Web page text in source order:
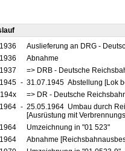
Auslieferung an DRG -
Abnahme
=> DRB - Deutsche
- 31.07.1945 Abstellung [Lok
=> DR - Deutsche
- 25.05.1964 Umbau durch
[Ausrüstung mit
Umzeichnung in "01 523"
Abnahme